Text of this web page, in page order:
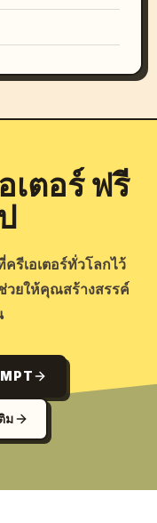
เตอร์ ฟรี
รีเอเตอร์ทั่วโลกไว้
วยให้คุณสร้างสรรค์
ม